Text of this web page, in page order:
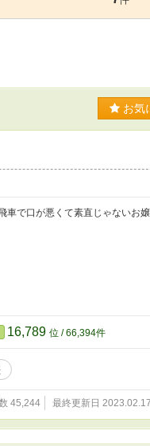
お気
車で口が悪くて素直じゃないお
16,789 位 / 66,394件
45,244 最終更新日 2023.02.17